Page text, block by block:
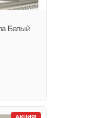
Белый